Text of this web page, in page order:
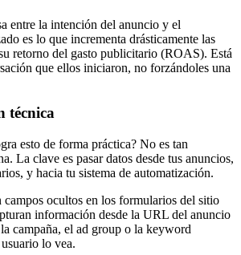
entre la intención del anuncio y el
es lo que incrementa drásticamente las
retorno del gasto publicitario (ROAS). Está
que ellos iniciaron, no forzándoles una
técnica
esto de forma práctica? No es tan
La clave es pasar datos desde tus anuncios,
y hacia tu sistema de automatización.
campos ocultos en los formularios del sitio
información desde la URL del anuncio
campaña, el ad group o la keyword
lo vea.